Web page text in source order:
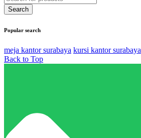
Popular search
meja kantor surabaya kursi kantor surabaya
Back to Top